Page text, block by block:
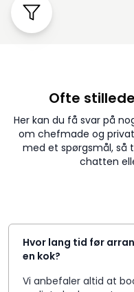
Ofte
Her kan du få svar på
om chefmade og
med et spørgsmål, så
chatten
Hvor lang tid før
en kok?
Vi anbefaler altid at